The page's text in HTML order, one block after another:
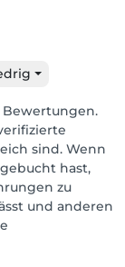
Bewertungen.
sind. Wenn
hast,
zu
und anderen